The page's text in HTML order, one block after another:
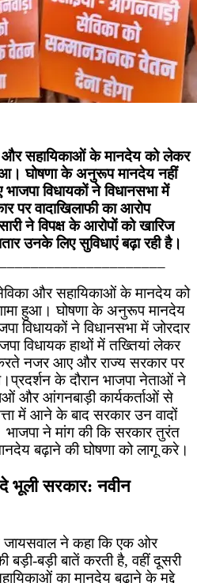
सहायिकाओं के मानदेय को लेकर
घोषणा के अनुरूप मानदेय नहीं
विधायकों ने विधानसभा में
पर वादाखिलाफी का आरोप
ने विपक्ष के आरोपों को खारिज
उनके लिए सुविधाएं बढ़ा रही है।
और सहायिकाओं के मानदेय को
हुआ। घोषणा के अनुरूप मानदेय
विधायकों ने विधानसभा में जोरदार
विधायक हाथों में तख्तियां लेकर
नजर आए और राज्य सरकार पर
के दौरान भाजपा नेताओं ने
और आंगनबाड़ी कार्यकर्ताओं से
में आने के बाद सरकार उन वादों
ने मांग की कि सरकार तुरंत
बढ़ाने की घोषणा को लागू करे।
भूली सरकार: नवीन
ने कहा कि एक ओर
बड़ी बातें करती है, वहीं दूसरी
का मानदेय बढ़ाने के मुद्दे